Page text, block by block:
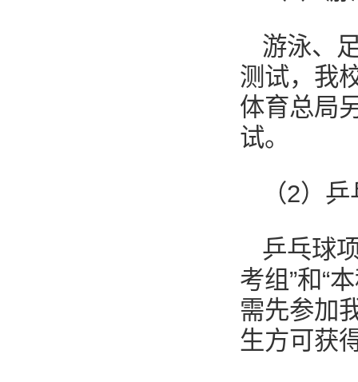
游泳、
测试，我
体育总局
试。
（2）
乒乓球
考组”和“
需先参加
生方可获